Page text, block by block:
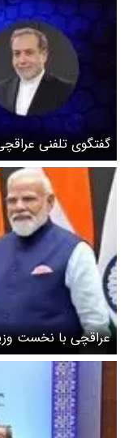
گفتگوی تلفنی
عراقچی با نخست